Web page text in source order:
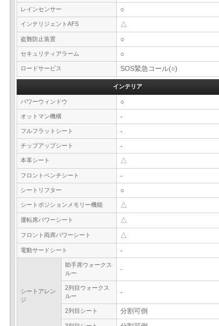
レインセンサー ○
インテリジェントAFS △
盗難防止装置 ○
セキュリティアラーム ○
ロードサービス SOS緊急コール(○)
インテリア
パワーウィンドウ ○
オットマン機構 -
フルフラットシート -
チップアップシート -
本革シート △
フロントベンチシート -
シートリフター ○
シートポジションメモリー機能 △
運転席パワーシート △
フロント両席パワーシート △
電動サードシート -
シートアレン
ジ
助手席ウォークス
ルー
-
2列目ウォークス
ルー
-
2列目シート 分割可倒